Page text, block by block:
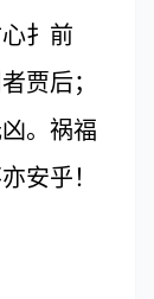
扌前
贾后；
。祸福
安乎！